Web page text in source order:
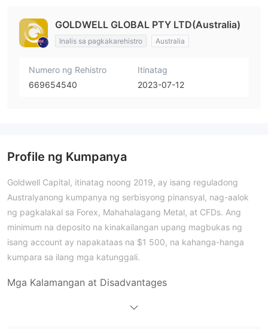
GOLDWELL GLOBAL PTY LTD(Australia)
Inalis sa pagkakarehistro Australia
Numero ng Rehistro
669654540
Itinatag
2023-07-12
Profile ng Kumpanya
Goldwell Capital, itinatag noong 2019, ay isang reguladong
Australyanong kumpanya ng serbisyong pinansyal, nag-aalok
ng pagkalakal sa Forex, Mahahalagang Metal, at CFDs. Ang
minimum na deposito na kinakailangan upang magbukas ng
isang account ay napakataas na $1 500, na kahanga-hanga
kumpara sa ilang mga katunggali.
Mga Kalamangan at Disadvantages
Ang Goldwell Capital ay Legit?